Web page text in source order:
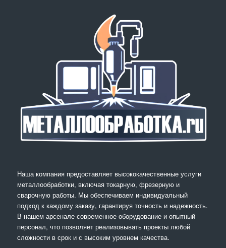
Наша компания предоставляет высококачественные услуги
металлообработки, включая токарную, фрезерную и
сварочную работы. Мы обеспечиваем индивидуальный
подход к каждому заказу, гарантируя точность и надежность.
В нашем арсенале современное оборудование и опытный
персонал, что позволяет реализовывать проекты любой
сложности в срок и с высоким уровнем качества.